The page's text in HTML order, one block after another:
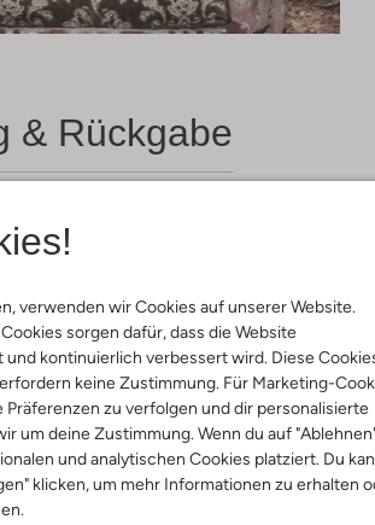
verwenden wir Cookies auf unserer Website.
sorgen dafür, dass die Website
kontinuierlich verbessert wird. Diese
keine Zustimmung. Für Marketing-
zu verfolgen und dir personalisierte
um deine Zustimmung. Wenn du auf
und analytischen Cookies platziert. Du
klicken, um mehr Informationen zu erhalten
& Rückgabe